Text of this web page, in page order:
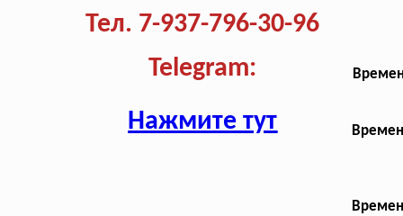
Тел. 7-937-796-30-96
Telegram:
Нажмите тут